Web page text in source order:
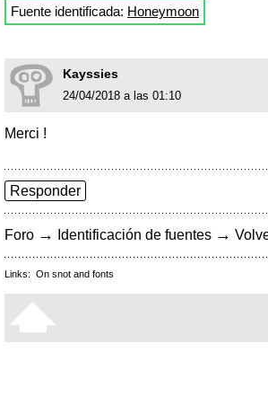
Fuente identificada: Honeymoon
Kayssies
24/04/2018 a las 01:10
Merci !
Responder
Foro → Identificación de fuentes →
Links: On snot and fonts